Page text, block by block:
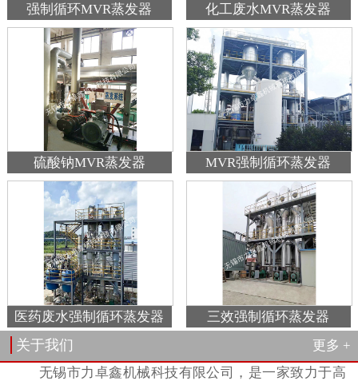
强制循环MVR蒸发器 化工废水MVR蒸发器
硫酸钠MVR蒸发器 MVR强制循环蒸发器
医药废水强制循环蒸发器 三效强制循环蒸发器
关于我们
更多 +
无锡市力卓鑫机械科技有限公司，是一家致力于高